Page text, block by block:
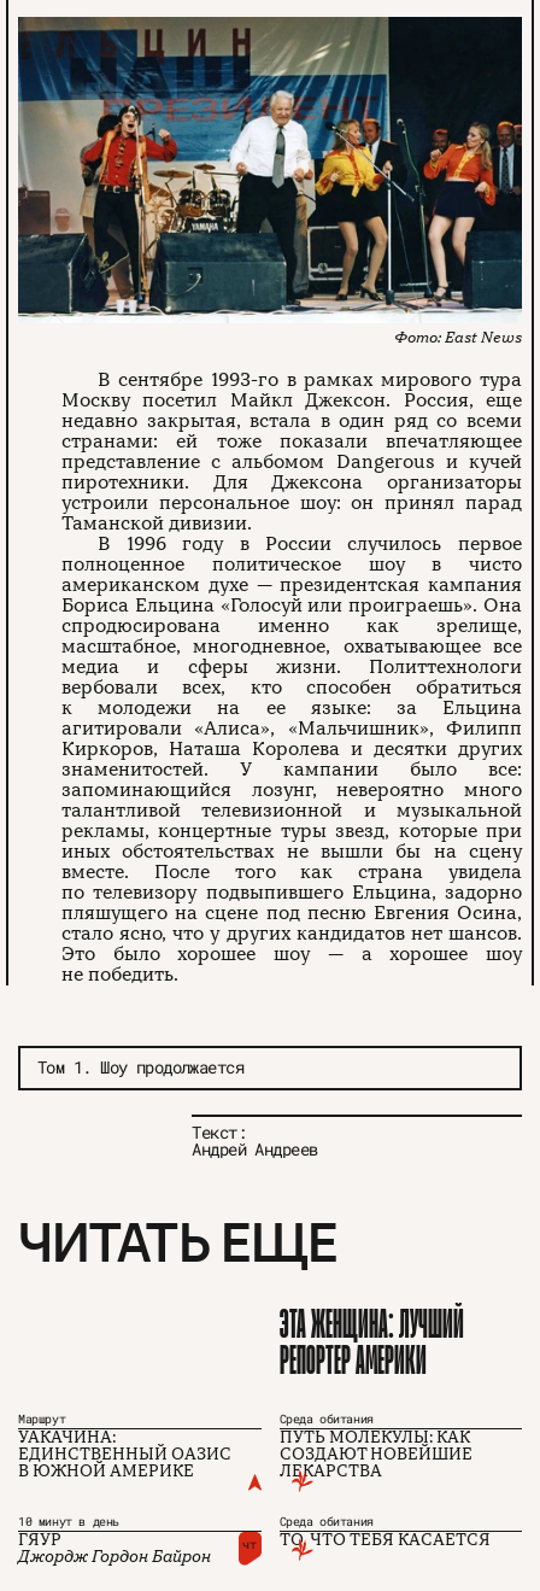
Том 1. Шоу продолжается
Текст:
Андрей Андреев
East News
В сентябре 1993-го в рамках мирового тура
Москву посетил Майкл Джексон. Россия, еще
недавно закрытая, встала в один ряд со всеми
странами: ей тоже показали впечатляющее
представление с альбомом Dangerous и кучей
пиротехники. Для Джексона организаторы
устроили персональное шоу: он принял парад
Таманской дивизии.
В 1996 году в России случилось первое
полноценное политическое шоу в чисто
американском духе — президентская кампания
Бориса Ельцина «Голосуй или проиграешь». Она
спродюсирована именно как зрелище,
масштабное, многодневное, охватывающее все
медиа и сферы жизни. Политтехнологи
вербовали всех, кто способен обратиться
к молодежи на ее языке: за Ельцина
агитировали «Алиса», «Мальчишник», Филипп
Киркоров, Наташа Королева и десятки других
знаменитостей. У кампании было все:
запоминающийся лозунг, невероятно много
талантливой телевизионной и музыкальной
рекламы, концертные туры звезд, которые при
иных обстоятельствах не вышли бы на сцену
вместе. После того как страна увидела
по телевизору подвыпившего Ельцина, задорно
пляшущего на сцене под песню Евгения Осина,
стало ясно, что у других кандидатов нет шансов.
Это было хорошее шоу — а хорошее шоу
не победить.
ЧИТАТЬ ЕЩЕ
ЭТА ЖЕНЩИНА: ЛУЧШИЙ
РЕПОРТЕР АМЕРИКИ
Маршрут
УАКАЧИНА:
ЕДИНСТВЕННЫЙ ОАЗИС
В ЮЖНОЙ АМЕРИКЕ
Среда обитания
ПУТЬ МОЛЕКУЛЫ: КАК
СОЗДАЮТ НОВЕЙШИЕ
ЛЕКАРСТВА
10 минут в день
ГЯУР
Джордж Гордон Байрон
чт
Среда обитания
ТО, ЧТО ТЕБЯ КАСАЕТСЯ
Подписаться на журнал
YouTube
Telegram
VK
(c) ЧТИВО 2026. Все права защищены